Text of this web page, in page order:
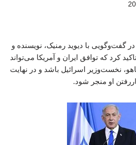
گفت‌وگویی با دیوید رمنیک، نویسنده و
کرد که توافق ایران و آمریکا می‌تواند
نخست‌وزیر اسرائیل باشد و در نهایت
او منجر شود.